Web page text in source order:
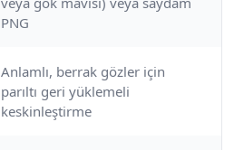
PNG
Anlamlı, berrak gözler için
parıltı geri yüklemeli
keskinleştirme